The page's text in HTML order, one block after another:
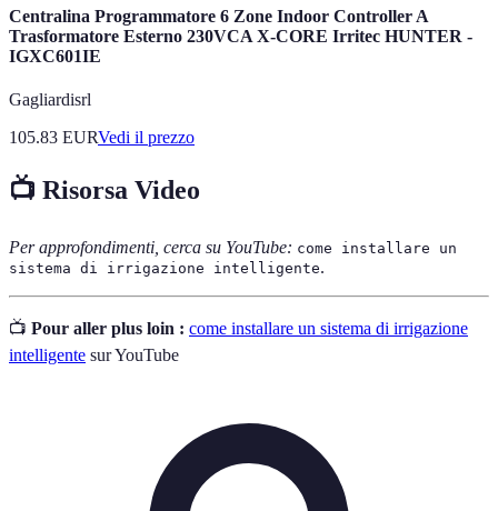
Centralina Programmatore 6 Zone Indoor Controller A
Trasformatore Esterno 230VCA X-CORE Irritec HUNTER -
IGXC601IE
Gagliardisrl
105.83 EURVedi il prezzo
📺 Risorsa Video
Per approfondimenti, cerca su YouTube: come installare un
sistema di irrigazione intelligente.
📺 Pour aller plus loin : come installare un sistema di irrigazione
intelligente sur YouTube